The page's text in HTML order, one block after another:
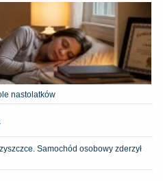
nastolatków
Samochód osobowy zderzył